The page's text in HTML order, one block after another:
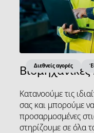
Βιομηχανικές
Κατανοούμε τις
σας και μπορούμε
προσαρμοσμένες
στηρίζουμε σε όλα
Διεθνείς αγορές